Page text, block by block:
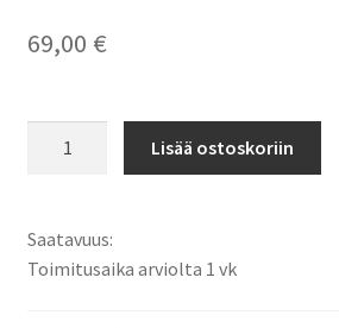
69,00 €
S413,
VivoBook
Lisää ostoskoriin
Saatavuus:
Toimitusaika arviolta 1 vk